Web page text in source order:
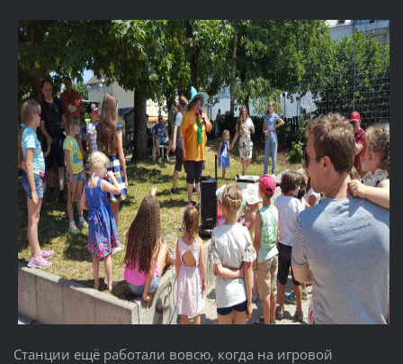
Станции ещё работали вовсю, когда на игровой